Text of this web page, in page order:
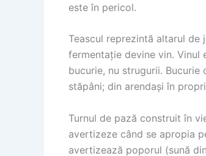
este în pericol.
Teascul reprezintă altarul de
fermentație devine vin. Vinul
bucurie, nu strugurii.
stăpâni; din arendași în
Turnul de pază construit în
avertizeze când se apropia
avertizează poporul (sună